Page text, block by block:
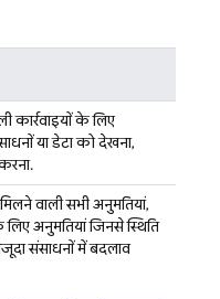
कार्रवाइयों के लिए
या डेटा को देखना,
वाली सभी अनुमतियां,
लिए अनुमतियां जिनसे स्थिति
संसाधनों में बदलाव